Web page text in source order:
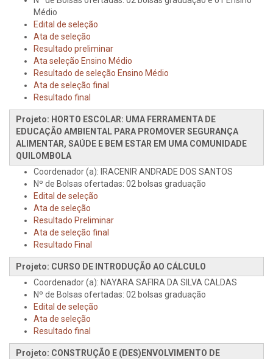
Médio
Edital de seleção
Ata de seleção
Resultado preliminar
Ata seleção Ensino Médio
Resultado de seleção Ensino Médio
Ata de seleção final
Resultado final
Projeto: HORTO ESCOLAR: UMA FERRAMENTA DE
EDUCAÇÃO AMBIENTAL PARA PROMOVER SEGURANÇA
ALIMENTAR, SAÚDE E BEM ESTAR EM UMA COMUNIDADE
QUILOMBOLA
Coordenador (a): IRACENIR ANDRADE DOS SANTOS
Nº de Bolsas ofertadas: 02 bolsas graduação
Edital de seleção
Ata de seleção
Resultado Preliminar
Ata de seleção final
Resultado Final
Projeto: CURSO DE INTRODUÇÃO AO CÁLCULO
Coordenador (a): NAYARA SAFIRA DA SILVA CALDAS
Nº de Bolsas ofertadas: 02 bolsas graduação
Edital de seleção
Ata de seleção
Resultado final
Projeto: CONSTRUÇÃO E (DES)ENVOLVIMENTO DE